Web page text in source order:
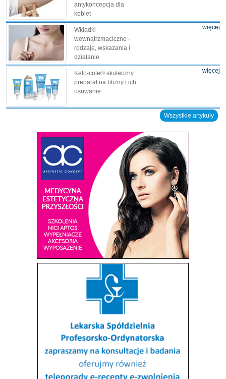
antykoncepcja dla
kobiet
Wkładki
wewnątrzmaciczne -
rodzaje, wskazania i
działanie
więcej
Kelo-cote® skuteczny
preparat na blizny i ich
usuwanie
więcej
Wszystkie artykuły